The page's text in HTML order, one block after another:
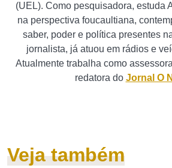
(UEL). Como pesquisadora, estuda
na perspectiva foucaultiana,
saber, poder e política presentes
jornalista, já atuou em rádios e
Atualmente trabalha como
redatora do Jornal O
Veja também